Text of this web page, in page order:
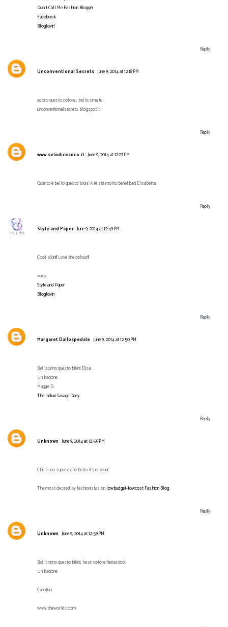
Don't Call Me Fashion Blogger
Facebook
Bloglovin'
Reply
Unconventional Secrets June 9, 2014 at 12:18 PM
adoro questo colore , bellissima tu
unconventionalsecrets.blogspot.it
Reply
www.selodicecoco.it June 9, 2014 at 12:27 PM
Quanto è bello questo bikini. A te sta molto bene!! baci Elisabetta
Reply
Style and Paper June 9, 2014 at 12:49 PM
Cool bikini!! Love the colour!!!
xoxo
Style and Paper
Bloglovin
Reply
Margaret Dallospedale June 9, 2014 at 12:50 PM
Bellissimo questo bikini Elisa.
Un bacione
Maggie D.
The Indian Savage Diary
Reply
Unknown June 9, 2014 at 12:55 PM
Che fisico super e che bello il tuo bikini!
The most desired by fashionistas on lowbudget-lowcost Fashion Blog
Reply
Unknown June 9, 2014 at 12:59 PM
Bellissimo questo bikini, ha un colore fantastico!
Un bacione
Carolina
www.theworldc.com